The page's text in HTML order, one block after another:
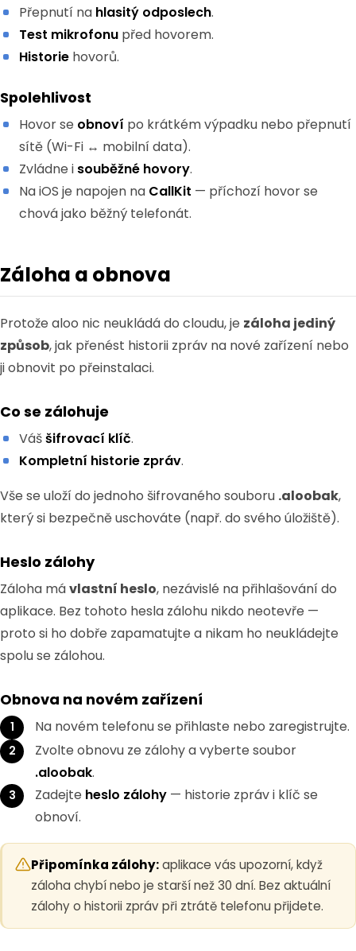
Přepnutí na hlasitý odposlech.
Test mikrofonu před hovorem.
Historie hovorů.
Spolehlivost
Hovor se obnoví po krátkém výpadku nebo přepnutí
sítě (Wi-Fi ↔ mobilní data).
Zvládne i souběžné hovory.
Na iOS je napojen na CallKit — příchozí hovor se
chová jako běžný telefonát.
Záloha a obnova
Protože aloo nic neukládá do cloudu, je záloha jediný
způsob, jak přenést historii zpráv na nové zařízení nebo
ji obnovit po přeinstalaci.
Co se zálohuje
Váššifrovací klíč.
Kompletní historie zpráv.
Vše se uloží do jednoho šifrovaného souboru .aloobak,
který si bezpečně uschováte (např. do svého úložiště).
Heslo zálohy
Záloha mávlastní heslo, nezávislé na přihlašování do
aplikace. Bez tohoto hesla zálohu nikdo neotevře —
proto si ho dobře zapamatujte a nikam ho neukládejte
spolu se zálohou.
Obnova na novém zařízení
Na novém telefonu se přihlaste nebo zaregistrujte.
Zvolte obnovu ze zálohy a vyberte soubor
.aloobak.
Zadejte heslo zálohy — historie zpráv i klíč se
obnoví.
Připomínka zálohy:aplikace vás upozorní, když
záloha chybí nebo je starší než 30 dní. Bez aktuální
zálohy o historii zpráv při ztrátě telefonu přijdete.